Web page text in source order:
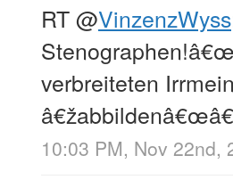
RT@VinzenzWyss
Stenographen!â€œ
verbreiteten
10:03 PM, Nov 22nd,